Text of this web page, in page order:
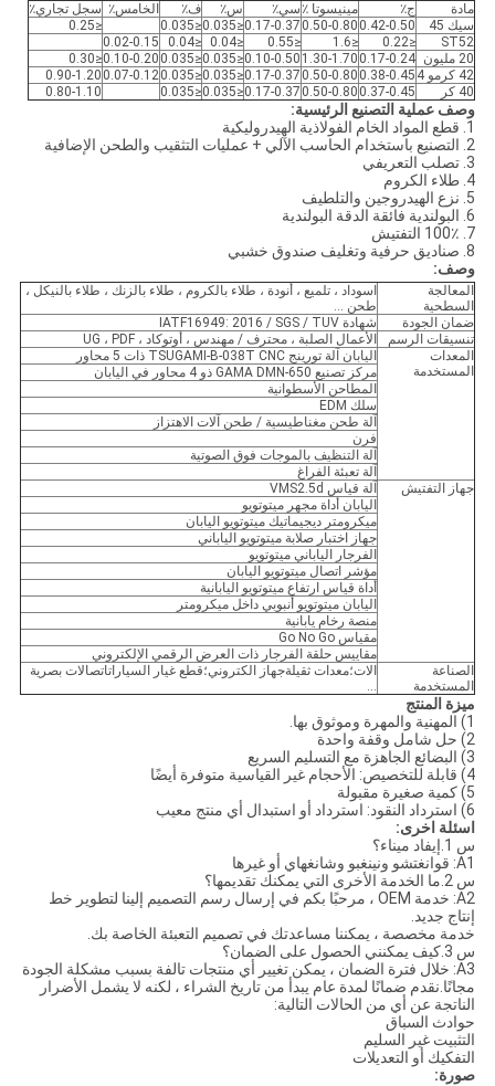
مادة ج٪ مينيسوتا ٪ سي٪ س٪ ف٪ الخامس٪ سجل تجاري٪
سيك 45
0.42-0.50
0.50-0.80
0.17-0.37
≤0.035
≤0.035
≤0.25
ST52
≤0.22
≤1.6
≤0.55
≤0.04
≤0.04
0.02-0.15
20 مليون
0.17-0.24
1.30-1.70
0.10-0.50
≤0.035
≤0.035
0.10-0.20
≤0.30
42 كرمو 4
0.38-0.45
0.50-0.80
0.17-0.37
≤0.035
≤0.035
0.07-0.12
0.90-1.20
40 كر
0.37-0.45
0.50-0.80
0.17-0.37
≤0.035
≤0.035
0.80-1.10
وصف عملية التصنيع الرئيسية:
1. قطع المواد الخام الفولاذية الهيدروليكية
2. التصنيع باستخدام الحاسب الآلي + عمليات التثقيب والطحن الإضافية
3. تصلب التعريفي
4. طلاء الكروم
5. نزع الهيدروجين والتلطيف
6. البولندية فائقة الدقة البولندية
7. 100٪ التفتيش
8. صناديق حرفية وتغليف صندوق خشبي
وصف:
المعالجة
السطحية
اسوداد ، تلميع ، أنودة ، طلاء بالكروم ، طلاء بالزنك ، طلاء بالنيكل ،
طحن ...
ضمان الجودة
شهادة IATF16949: 2016 / SGS / TUV
تنسيقات الرسم
الأعمال الصلبة ، محترف / مهندس ، أوتوكاد ، UG ، PDF
المعدات
المستخدمة
اليابان آلة تورينج TSUGAMI-B-038T CNC ذات 5 محاور
مركز تصنيع GAMA DMN-650 ذو 4 محاور في اليابان
المطاحن الأسطوانية
سلك EDM
آلة طحن مغناطيسية / طحن آلات الاهتزاز
فرن
آلة التنظيف بالموجات فوق الصوتية
آلة تعبئة الفراغ
جهاز التفتيش
آلة قياس VMS2.5d
اليابان أداة مجهر ميتوتويو
ميكرومتر ديجيماتيك ميتوتويو اليابان
جهاز اختبار صلابة ميتوتويو الياباني
الفرجار الياباني ميتوتويو
مؤشر اتصال ميتوتويو اليابان
أداة قياس ارتفاع ميتوتويو اليابانية
اليابان ميتوتويو أنبوبي داخل ميكرومتر
منصة رخام يابانية
مقياس Go No Go
مقاييس حلقة الفرجار ذات العرض الرقمي الإلكتروني
الصناعة
المستخدمة
الات؛معدات ثقيلةجهاز الكتروني؛قطع غيار السياراتاتصالات بصرية
...
ميزة المنتج
1) المهنية والمهرة وموثوق بها.
2) حل شامل وقفة واحدة
3) البضائع الجاهزة مع التسليم السريع
4) قابلة للتخصيص: الأحجام غير القياسية متوفرة أيضًا
5) كمية صغيرة مقبولة
6) استرداد النقود: استرداد أو استبدال أي منتج معيب
اسئلة اخرى:
س 1.إيفاد ميناء؟
A1: قوانغتشو ونينغبو وشانغهاي أو غيرها
س 2.ما الخدمة الأخرى التي يمكنك تقديمها؟
A2: خدمة OEM ، مرحبًا بكم في إرسال رسم التصميم إلينا لتطوير خط
إنتاج جديد.
خدمة مخصصة ، يمكننا مساعدتك في تصميم التعبئة الخاصة بك.
س 3.كيف يمكنني الحصول على الضمان؟
A3: خلال فترة الضمان ، يمكن تغيير أي منتجات تالفة بسبب مشكلة الجودة
مجانًا.نقدم ضمانًا لمدة عام يبدأ من تاريخ الشراء ، لكنه لا يشمل الأضرار
الناتجة عن أي من الحالات التالية:
حوادث السباق
التثبيت غير السليم
التفكيك أو التعديلات
صورة: